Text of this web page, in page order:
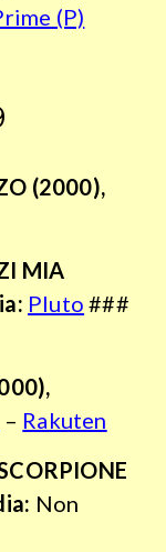
(P)
(2000),
MIA
Pluto ###
– Rakuten
Non